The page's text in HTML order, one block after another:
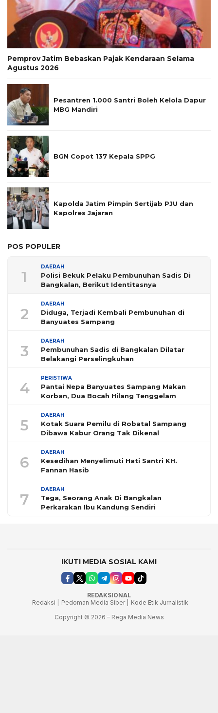
Pemprov Jatim Bebaskan Pajak Kendaraan Selama
Agustus 2026
Pesantren 1.000 Santri Boleh Kelola Dapur
MBG Mandiri
BGN Copot 137 Kepala SPPG
Kapolda Jatim Pimpin Sertijab PJU dan
Kapolres Jajaran
POS POPULER
1
DAERAH
Polisi Bekuk Pelaku Pembunuhan Sadis Di
Bangkalan, Berikut Identitasnya
2
DAERAH
Diduga, Terjadi Kembali Pembunuhan di
Banyuates Sampang
3
DAERAH
Pembunuhan Sadis di Bangkalan Dilatar
Belakangi Perselingkuhan
4
PERISTIWA
Pantai Nepa Banyuates Sampang Makan
Korban, Dua Bocah Hilang Tenggelam
5
DAERAH
Kotak Suara Pemilu di Robatal Sampang
Dibawa Kabur Orang Tak Dikenal
6
DAERAH
Kesedihan Menyelimuti Hati Santri KH.
Fannan Hasib
7
DAERAH
Tega, Seorang Anak Di Bangkalan
Perkarakan Ibu Kandung Sendiri
IKUTI MEDIA SOSIAL KAMI
REDAKSIONAL
Redaksi |
Pedoman Media Siber |
Kode Etik Jurnalistik
Copyright © 2026 – Rega Media News